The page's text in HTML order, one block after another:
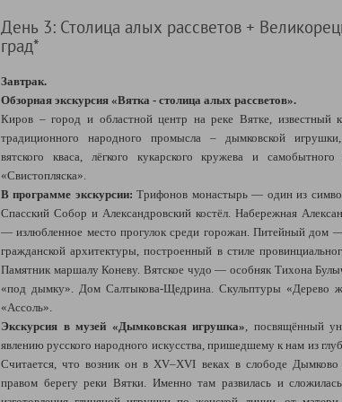
День 3: Столица алых рассветов +
град*
Завтрак.
Обзорная экскурсия «Вятка - столица алых рассветов».
Киров – город и областной центр на реке Вятке, известный
традиционного народного промысла – дымковской игрушки,
вятского кваса, лёгкого кукарского кружева и самобытного
«Свистопляска».
В программе экскурсии: Трифонов монастырь — один из
Спасский Собор и Александровский костёл. Набережная
— излюбленное место прогулок среди горожан. Питейный дом
гражданской архитектуры, построенный в стиле
Памятник маршалу Коневу. Вятское чудо — особняк Тихона
«под дымку». Дом Салтыкова-Щедрина. Скульптуры «Дерево
«Ассоль».
Экскурсия в музей «Дымковская игрушка» , посвящённый
явлению русского народного искусства, пришедшему к нам из
Считается, что возник он в XV–XVI веках в слободе Дымково
правом берегу реки Вятки. Именно там развилась и